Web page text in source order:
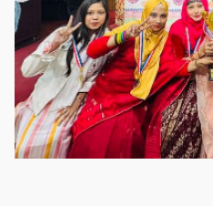
গৌরবের